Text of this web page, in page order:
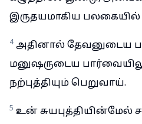
இருதயமாகிய
4 அதினால் தேவனுடைய
மனுஷருடைய
நற்புத்தியும் பெறுவாய்.
5 உன் சுயபுத்தியின்மேல்